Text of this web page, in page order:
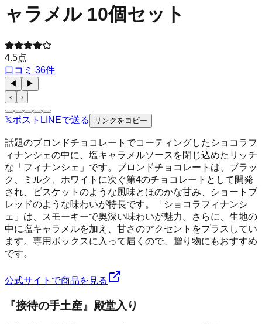
ャラメル 10個セット
4.5点
口コミ 36件
◀
▶
‹
›
𝕏ポスト LINEで送る リンクをコピー
話題のブロンドチョコレートでコーティングしたショコラフ
ィナンシェの中に、塩キャラメルソースを閉じ込めたリッチ
な「フィナンシェ」です。ブロンドチョコレートは、ブラッ
ク、ミルク、ホワイトに次ぐ第4のチョコレートとして開発
され、ビスケットのような風味とほのかな甘み、ショートブ
レッドのような味わいが特長です。「ショコラフィナンシ
ェ」は、スモーキーで奥深い味わいが魅力。さらに、生地の
中に塩キャラメルを加え、甘さのアクセントをプラスしてい
ます。専用ボックスに入って届くので、贈り物にもおすすめ
です。
公式サイトで商品を見る
『接待の手土産』殿堂入り